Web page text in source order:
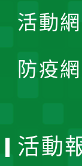
活動
防疫
活動